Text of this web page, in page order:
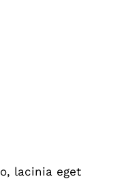
lacinia eget